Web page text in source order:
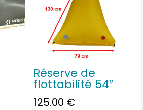
Réserve de
flottabilité 54″
125.00 €